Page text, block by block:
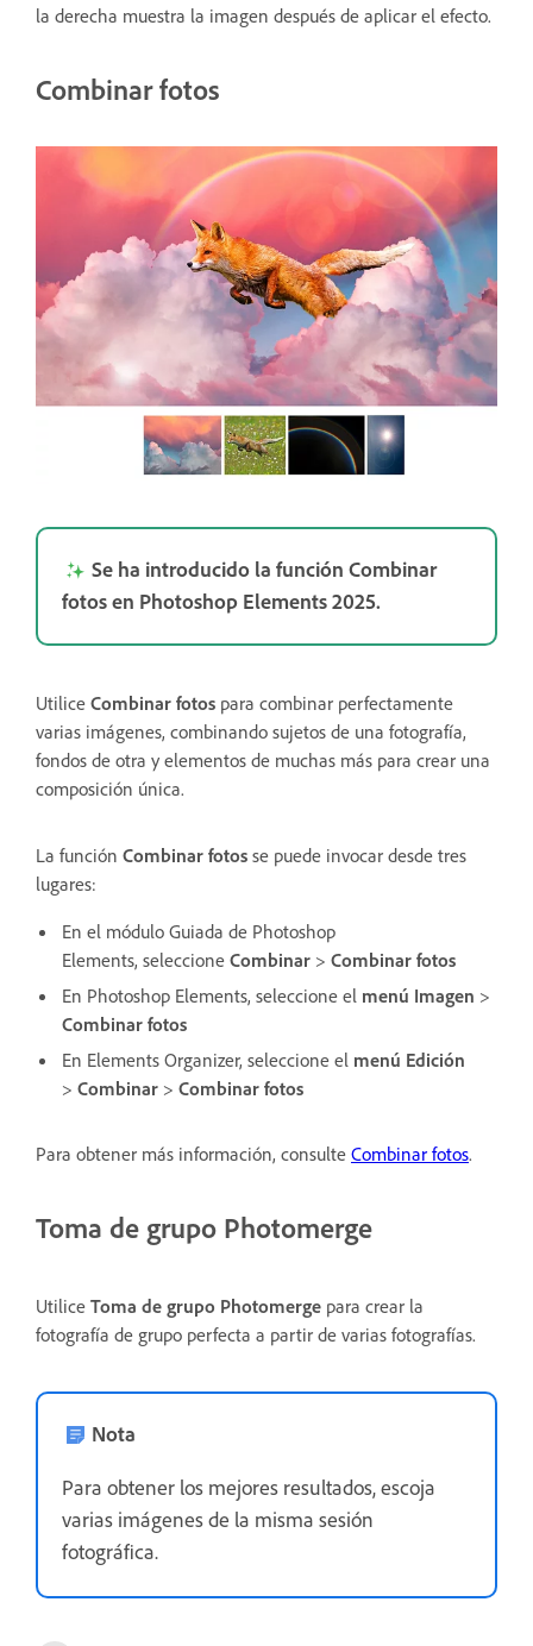
la derecha muestra la imagen después de aplicar el efecto.
Combinar fotos
Se ha introducido la función Combinar
fotos en Photoshop Elements 2025.
Utilice Combinar fotos para combinar perfectamente
varias imágenes, combinando sujetos de una fotografía,
fondos de otra y elementos de muchas más para crear una
composición única.
La función Combinar fotos se puede invocar desde tres
lugares:
En el módulo Guiada de Photoshop
Elements, seleccione Combinar > Combinar fotos
En Photoshop Elements, seleccione el menú Imagen >
Combinar fotos
En Elements Organizer, seleccione el menú Edición
> Combinar > Combinar fotos
Para obtener más información, consulte Combinar fotos.
Toma de grupo Photomerge
Utilice Toma de grupo Photomerge para crear la
fotografía de grupo perfecta a partir de varias fotografías.
Nota
Para obtener los mejores resultados, escoja
varias imágenes de la misma sesión
fotográfica.